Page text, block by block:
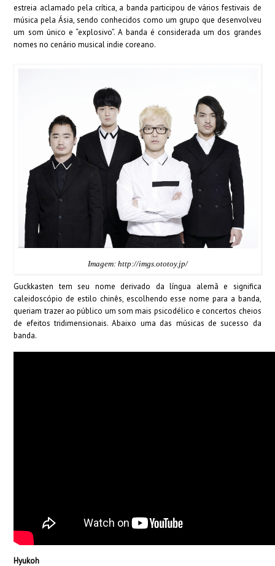
estreia aclamado pela crítica, a banda participou de vários festivais de
música pela Ásia, sendo conhecidos como um grupo que desenvolveu
um som único e “explosivo”. A banda é considerada um dos grandes
nomes no cenário musical indie coreano.
Imagem: http://imgs.ototoy.jp/
Guckkasten tem seu nome derivado da língua alemã e significa
caleidoscópio de estilo chinês, escolhendo esse nome para a banda,
queriam trazer ao público um som mais psicodélico e concertos cheios
de efeitos tridimensionais. Abaixo uma das músicas de sucesso da
banda.
Hyukoh